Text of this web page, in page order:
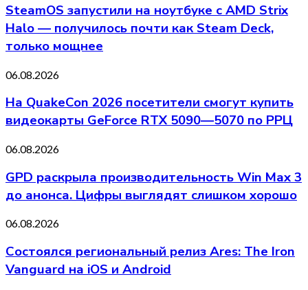
SteamOS запустили на ноутбуке с AMD Strix
Halo — получилось почти как Steam Deck,
только мощнее
06.08.2026
На QuakeCon 2026 посетители смогут купить
видеокарты GeForce RTX 5090—5070 по РРЦ
06.08.2026
GPD раскрыла производительность Win Max 3
до анонса. Цифры выглядят слишком хорошо
06.08.2026
Состоялся региональный релиз Ares: The Iron
Vanguard на iOS и Android